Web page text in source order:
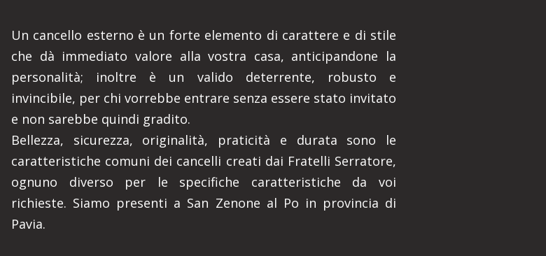
Un cancello esterno è un forte elemento di carattere e di stile
che dà immediato valore alla vostra casa, anticipandone la
personalità; inoltre è un valido deterrente, robusto e
invincibile, per chi vorrebbe entrare senza essere stato invitato
e non sarebbe quindi gradito.
Bellezza, sicurezza, originalità, praticità e durata sono le
caratteristiche comuni dei cancelli creati dai Fratelli Serratore,
ognuno diverso per le specifiche caratteristiche da voi
richieste. Siamo presenti a San Zenone al Po in provincia di
Pavia.